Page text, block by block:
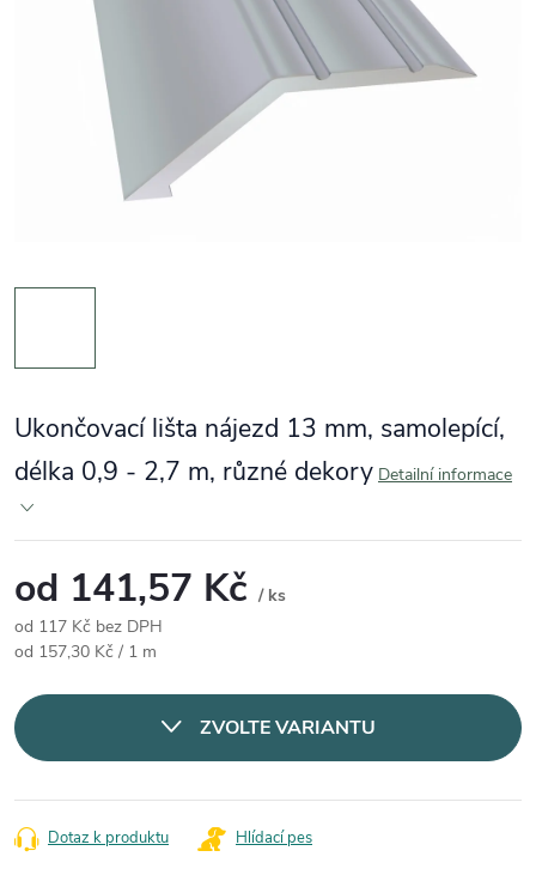
Ukončovací lišta nájezd 13 mm, samolepící,
délka 0,9 - 2,7 m, různé dekory Detailní informace
od 141,57 Kč / ks
od 117 Kč bez DPH
Měrná cena:
od 157,30 Kč / 1 m
ZVOLTE VARIANTU
Dotaz k produktu Hlídací pes